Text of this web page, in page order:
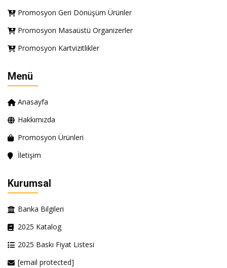
Promosyon Geri Dönüşüm Ürünler
Promosyon Masaüstü Organizerler
Promosyon Kartvizitlikler
Menü
Anasayfa
Hakkımızda
Promosyon Ürünleri
İletişim
Kurumsal
Banka Bilgileri
2025 Katalog
2025 Baskı Fiyat Listesi
[email protected]